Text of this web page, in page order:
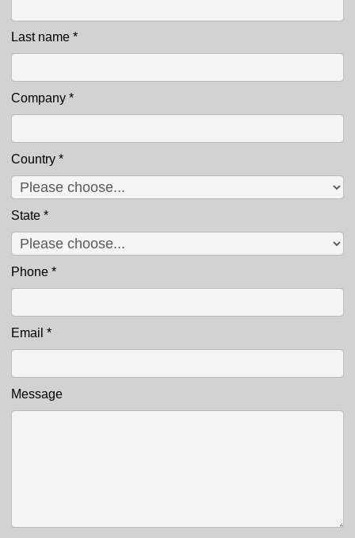
Last name *
Company *
Country *
State *
Phone *
Email *
Message